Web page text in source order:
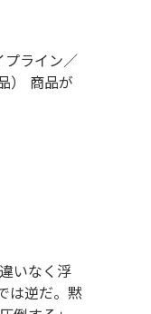
ライン／
） 商品が
いなく浮
は逆だ。黙